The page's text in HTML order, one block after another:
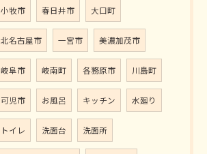
小牧市 春日井市 大口町
北名古屋市 一宮市 美濃加茂市
岐阜市 岐南町 各務原市 川島町
可児市 お風呂 キッチン 水廻り
トイレ 洗面台 洗面所